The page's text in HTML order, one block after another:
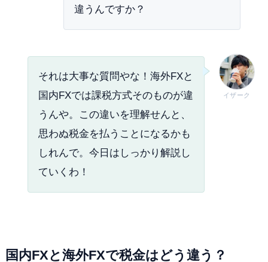
違うんですか？
イザーク
それは大事な質問やな！海外FXと
国内FXでは課税方式そのものが違
うんや。この違いを理解せんと、
思わぬ税金を払うことになるかも
しれんで。今日はしっかり解説し
ていくわ！
国内FXと海外FXで税金はどう違う？